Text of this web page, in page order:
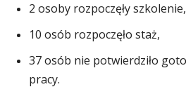
2 osoby rozpoczęły szkolenie,
10 osób rozpoczęło staż,
37 osób nie potwierdziło
pracy.